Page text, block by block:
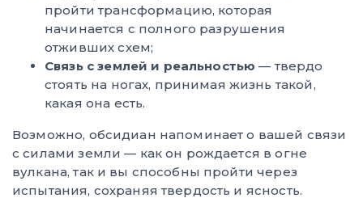
пройти трансформацию, которая
начинается с полного разрушения
отживших схем;
Связь с землей и реальностью — твердо
стоять на ногах, принимая жизнь такой,
какая она есть.
Возможно, обсидиан напоминает о вашей связи
с силами земли — как он рождается в огне
вулкана, так и вы способны пройти через
испытания, сохраняя твердость и ясность.